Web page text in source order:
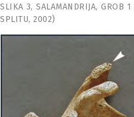
SLIKA 3, SALAMANDRIJA, GROB
SPLITU, 2002)